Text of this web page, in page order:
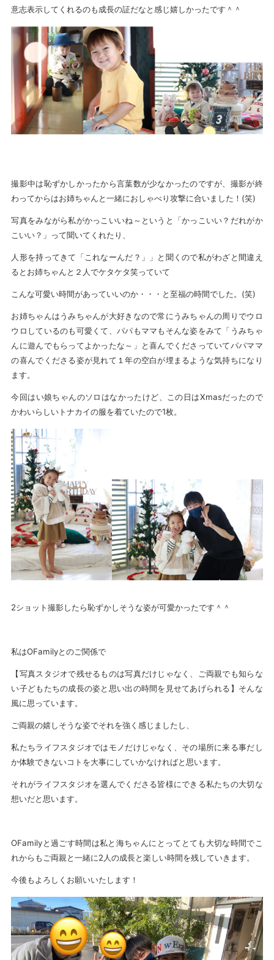
意志表示してくれるのも成長の証だなと感じ嬉しかったです＾＾
撮影中は恥ずかしかったから言葉数が少なかったのですが、撮影が終
わってからはお姉ちゃんと一緒におしゃべり攻撃に合いました！(笑)
写真をみながら私がかっこいいね～というと「かっこいい？だれがか
こいい？」って聞いてくれたり、
人形を持ってきて「これなーんだ？」」と聞くので私がわざと間違え
るとお姉ちゃんと２人でケタケタ笑っていて
こんな可愛い時間があっていいのか・・・と至福の時間でした。(笑)
お姉ちゃんはうみちゃんが大好きなので常にうみちゃんの周りでウロ
ウロしているのも可愛くて、パパもママもそんな姿をみて「うみちゃ
んに遊んでもらってよかったな～」と喜んでくださっていてパパママ
の喜んでくださる姿が見れて１年の空白が埋まるような気持ちになり
ます。
今回はい娘ちゃんのソロはなかったけど、この日はXmasだったので
かわいらしいトナカイの服を着ていたので1枚。
2ショット撮影したら恥ずかしそうな姿が可愛かったです＾＾
私はOFamilyとのご関係で
【写真スタジオで残せるものは写真だけじゃなく、ご両親でも知らな
い子どもたちの成長の姿と思い出の時間を見せてあげられる】そんな
風に思っています。
ご両親の嬉しそうな姿でそれを強く感じましたし、
私たちライフスタジオではモノだけじゃなく、その場所に来る事だし
か体験できないコトを大事にしていかなければと思います。
それがライフスタジオを選んでくださる皆様にできる私たちの大切な
想いだと思います。
OFamilyと過ごす時間は私と海ちゃんにとってとても大切な時間でこ
れからもご両親と一緒に2人の成長と楽しい時間を残していきます。
今後もよろしくお願いいたします！